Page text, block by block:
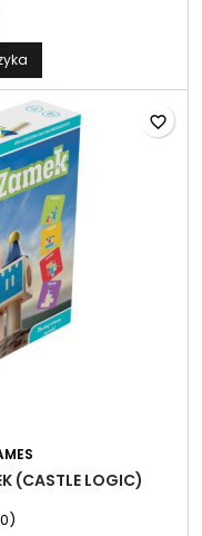
(CASTLE LOGIC)
favorite_border